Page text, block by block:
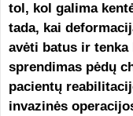
tol, kol galima
tada, kai
avėti batus ir tenka
sprendimas pėdų
pacientų
invazinės